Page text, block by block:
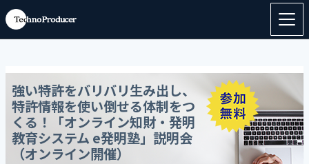
強い特許をバリバリ生み出し、
特許情報を使い倒せる体制をつ
くる！「オンライン知財・発明
教育システム e発明塾」説明会
（オンライン開催）